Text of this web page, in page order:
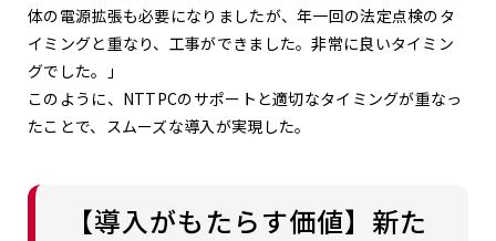
体の電源拡張も必要になりましたが、年一回の法定点検のタ
イミングと重なり、工事ができました。非常に良いタイミン
グでした。」
このように、NTTPCのサポートと適切なタイミングが重なっ
たことで、スムーズな導入が実現した。
【導入がもたらす価値】新た